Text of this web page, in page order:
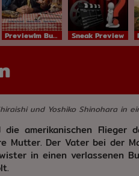
PreviewIm Bundesstart Sneak Preview
und Yoshiko Shinohara in
die amerikanischen
Mutter. Der Vater bei der
in einen verlassenen